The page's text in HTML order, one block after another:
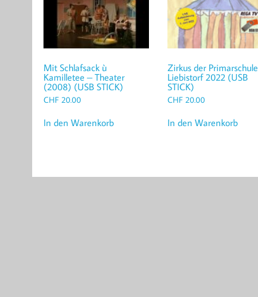
Mit Schlafsack ù
Kamilletee – Theater
(2008) (USB STICK)
CHF20.00
In den Warenkorb
Zirkus der Primarschule
Liebistorf 2022 (USB
STICK)
CHF20.00
In den Warenkorb